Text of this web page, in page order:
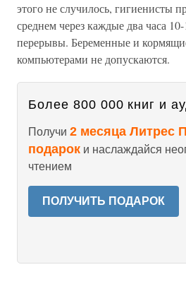
этого не случилось, гигиенисты
среднем через каждые два часа
перерывы. Беременные и
компьютерами не допускаются.
Более 800 000 книг и
Получи 2 месяца Литрес
подарок и наслаждайся
чтением
ПОЛУЧИТЬ ПОДАРОК